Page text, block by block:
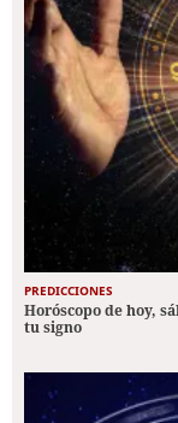
PREDICCIONES
Horóscopo de hoy,
tu signo